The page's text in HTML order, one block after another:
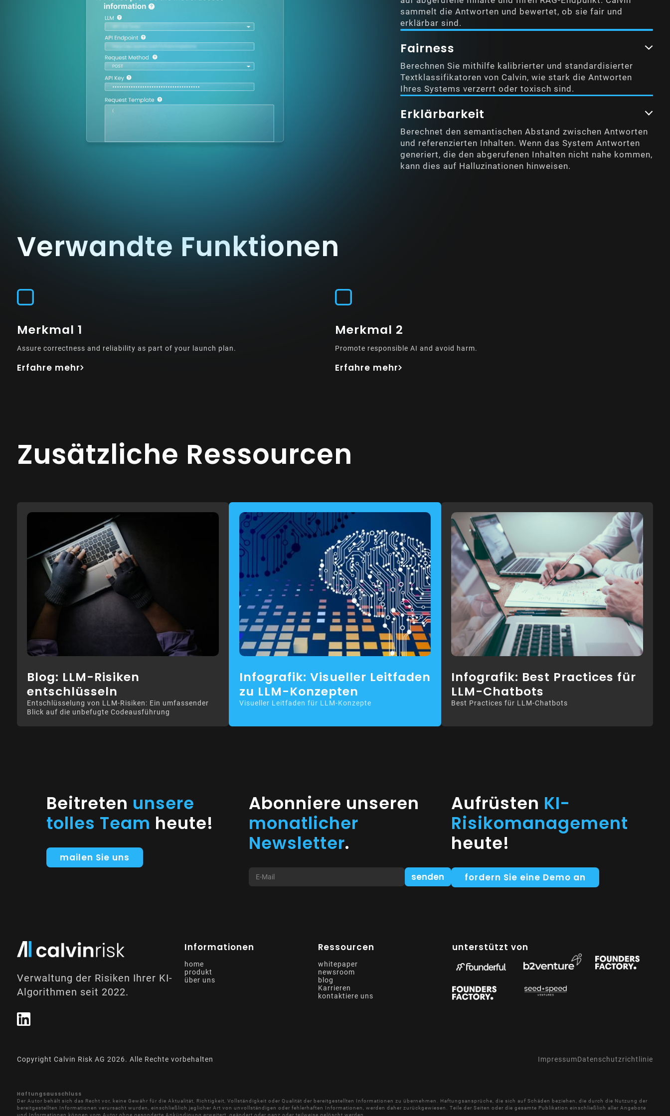
sammelt die Antworten und bewertet, ob sie fair und
erklärbar sind.
Fairness
Berechnen Sie mithilfe kalibrierter und standardisierter
Textklassifikatoren von Calvin, wie stark die Antworten
Ihres Systems verzerrt oder toxisch sind.
Erklärbarkeit
Berechnet den semantischen Abstand zwischen Antworten
und referenzierten Inhalten. Wenn das System Antworten
generiert, die den abgerufenen Inhalten nicht nahe kommen,
kann dies auf Halluzinationen hinweisen.
Verwandte Funktionen
Merkmal 1
Assure correctness and reliability as part of your launch plan.
Erfahre mehr
Merkmal 2
Promote responsible AI and avoid harm.
Erfahre mehr
Zusätzliche Ressourcen
Blog: LLM-Risiken
entschlüsseln
Entschlüsselung von LLM-Risiken: Ein umfassender
Blick auf die unbefugte Codeausführung
Infografik: Visueller Leitfaden
zu LLM-Konzepten
Visueller Leitfaden für LLM-Konzepte
Infografik: Best Practices für
LLM-Chatbots
Best Practices für LLM-Chatbots
Aufrüsten KI-
Risikomanagement
heute!
fordern Sie eine Demo an
Abonniere unseren
monatlicher
Newsletter.
Beitreten unsere
tolles Team heute!
mailen Sie uns
Verwaltung der Risiken Ihrer KI-
Algorithmen seit 2022.
Informationen
home
produkt
über uns
Ressourcen
whitepaper
newsroom
blog
Karrieren
kontaktiere uns
unterstützt von
Copyright Calvin Risk AG 2026. Alle Rechte vorbehalten ImpressumDatenschutzrichtlinie
Haftungsausschluss
Der Autor behält sich das Recht vor, keine Gewähr für die Aktualität, Richtigkeit, Vollständigkeit oder Qualität der bereitgestellten Informationen zu übernehmen. Haftungsansprüche, die sich auf Schäden beziehen, die durch die Nutzung der
bereitgestellten Informationen verursacht wurden, einschließlich jeglicher Art von unvollständigen oder fehlerhaften Informationen, werden daher zurückgewiesen. Teile der Seiten oder die gesamte Publikation einschließlich aller Angebote
und Informationen können vom Autor ohne gesonderte Ankündigung erweitert, geändert oder ganz oder teilweise gelöscht werden.